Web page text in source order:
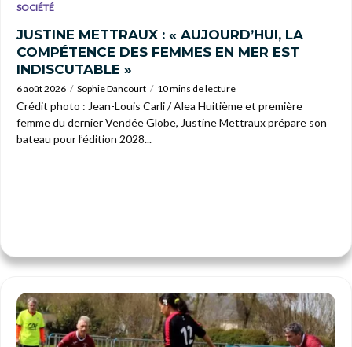
SOCIÉTÉ
JUSTINE METTRAUX : « AUJOURD’HUI, LA
COMPÉTENCE DES FEMMES EN MER EST
INDISCUTABLE »
6 août 2026 Sophie Dancourt 10 mins de lecture
Crédit photo : Jean-Louis Carli / Alea Huitième et première
femme du dernier Vendée Globe, Justine Mettraux prépare son
bateau pour l’édition 2028...